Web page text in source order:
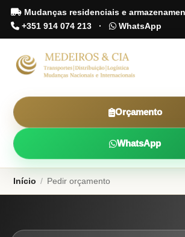
Mudanças residenciais e
+351 914 074 213 · WhatsApp
Orçamento
WhatsApp
Início / Pedir orçamento